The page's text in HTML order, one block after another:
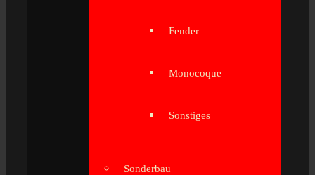
Fender
Monocoque
Sonstiges
Sonderbau